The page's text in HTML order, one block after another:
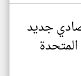
جديد